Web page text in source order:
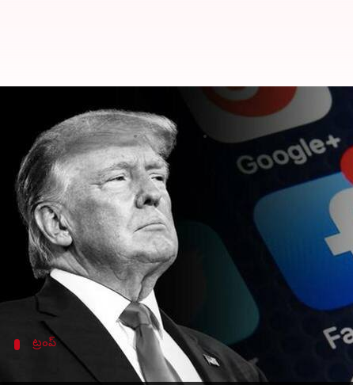
ట్రంప్ ఫేస్‌బుక్, ఇన్‌స్టా ఖాతాలకు
వ్రాసిన వారు Jayachandra Akuri Feb 10, 2023 04:56 pm
ఈ వార్తాకథనం ఏంటి
అమెరికామాజీ అధ్యక్షుడు డోనాల్డ్ ట్రంప్‌పై ఉన్న
తర్వాత ఆయన్ను బ్యాన్ చేశారు. అయితే రెండేండ్ల
2021 లో జరిగిన అధ్యక్ష ఎన్నికల్లో డొనాల్డ్
దూసుకెళ్లి విధ్వంసం సృష్టించారు. వారిని ట్రంప్
ట్రంప్
యాక్సెస్‌ను ఇస్తున్నట్లు ధ్రువీకరించిన మెటా